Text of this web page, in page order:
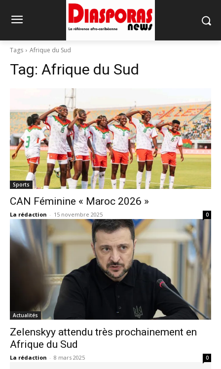
Tags Afrique du Sud
Tag: Afrique du Sud
Sports
CAN Féminine « Maroc 2026 »
La rédaction - 15 novembre 2025 0
Actualités
Zelenskyy attendu très prochainement en
Afrique du Sud
La rédaction - 8 mars 2025 0